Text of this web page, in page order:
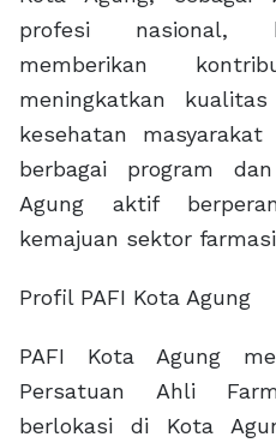
profesi nasional,
memberikan
meningkatkan
kesehatan
berbagai program
Agung aktif
kemajuan sektor
Profil PAFI Kota Agung
PAFI Kota Agung
Persatuan Ahli
berlokasi di Kota